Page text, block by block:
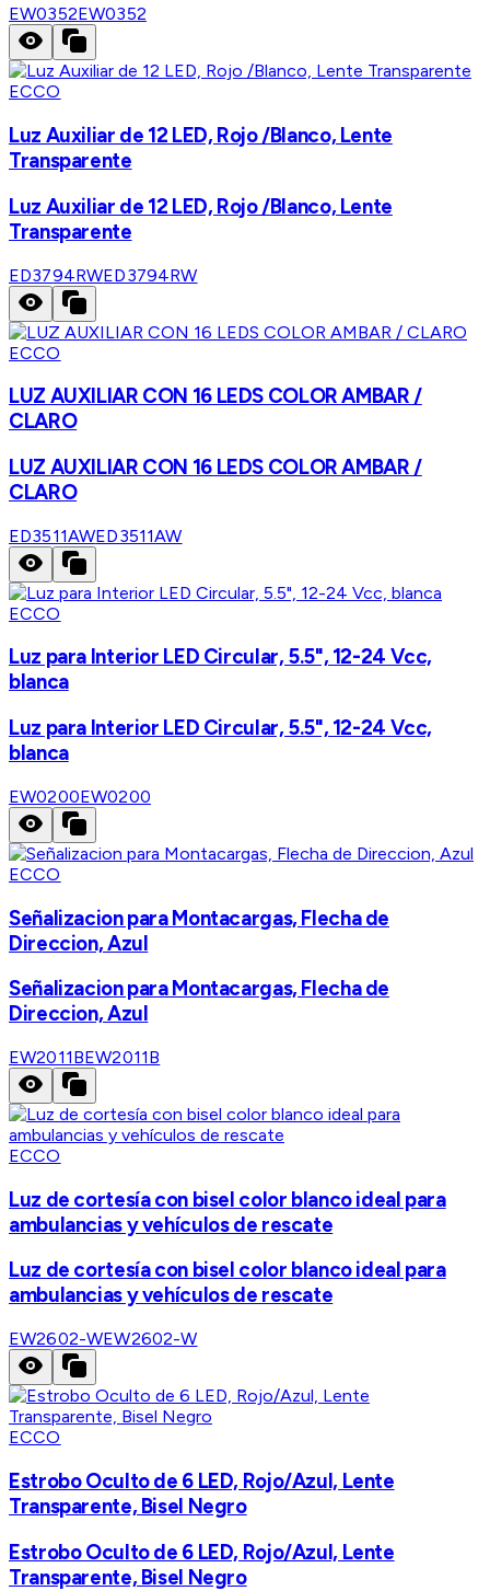
EW0352EW0352
ECCO
Luz Auxiliar de 12 LED, Rojo /Blanco, Lente
Transparente
Luz Auxiliar de 12 LED, Rojo /Blanco, Lente
Transparente
ED3794RWED3794RW
ECCO
LUZ AUXILIAR CON 16 LEDS COLOR AMBAR /
CLARO
LUZ AUXILIAR CON 16 LEDS COLOR AMBAR /
CLARO
ED3511AWED3511AW
ECCO
Luz para Interior LED Circular, 5.5", 12-24 Vcc,
blanca
Luz para Interior LED Circular, 5.5", 12-24 Vcc,
blanca
EW0200EW0200
ECCO
Señalizacion para Montacargas, Flecha de
Direccion, Azul
Señalizacion para Montacargas, Flecha de
Direccion, Azul
EW2011BEW2011B
ECCO
Luz de cortesía con bisel color blanco ideal para
ambulancias y vehículos de rescate
Luz de cortesía con bisel color blanco ideal para
ambulancias y vehículos de rescate
EW2602-WEW2602-W
ECCO
Estrobo Oculto de 6 LED, Rojo/Azul, Lente
Transparente, Bisel Negro
Estrobo Oculto de 6 LED, Rojo/Azul, Lente
Transparente, Bisel Negro